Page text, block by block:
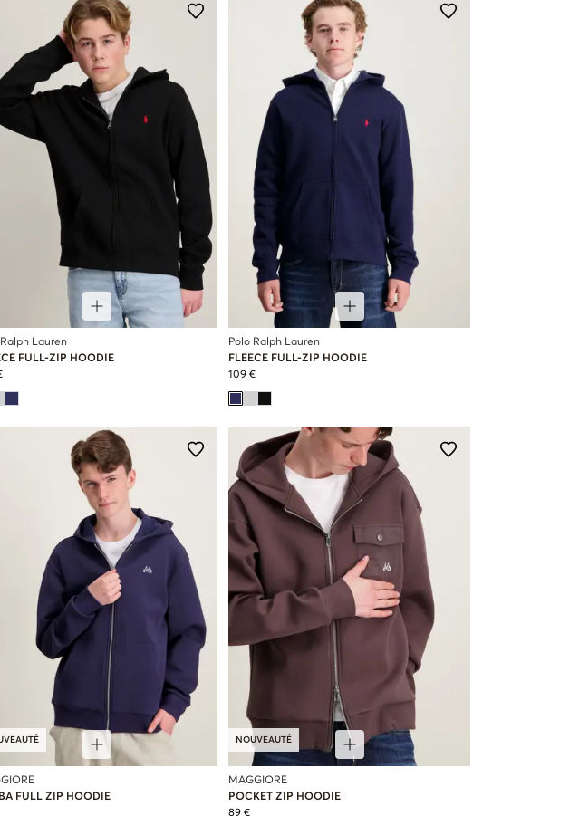
Ralph Lauren
FULL-ZIP HOODIE
Polo Ralph Lauren
FLEECE FULL-ZIP HOODIE
109 €
FULL ZIP HOODIE
NOUVEAUTÉ
MAGGIORE
POCKET ZIP HOODIE
89 €